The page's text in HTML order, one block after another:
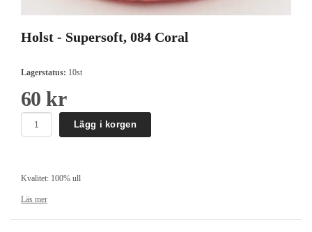
Holst - Supersoft, 084 Coral
Lagerstatus: 10st
60 kr
Lägg i korgen
Kvalitet: 100% ull
Masktäthet: en tråd på stickor 3-3½ mm = ca 25 maskor på 10 cm.
Läs mer